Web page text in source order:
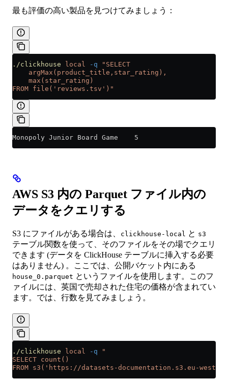
最も評価の高い製品を見つけてみましょう：
./clickhouse local -q "SELECT
    argMax(product_title,star_rating),
    max(star_rating)
FROM file('reviews.tsv')"
Monopoly Junior Board Game    5
AWS S3 内の Parquet ファイル内の
データをクエリする
S3 にファイルがある場合は、 clickhouse-local と s3
テーブル関数を使って、そのファイルをその場でクエリ
できます (データを ClickHouse テーブルに挿入する必要
はありません) 。ここでは、公開バケット内にある
house_0.parquet というファイルを使用します。このフ
ァイルには、英国で売却された住宅の価格が含まれてい
ます。では、行数を見てみましょう。
./clickhouse local -q "
SELECT count()
FROM s3('https://datasets-documentation.s3.eu-west-